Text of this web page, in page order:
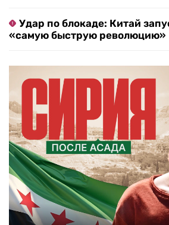
Удар по блокаде: Китай
«самую быструю революцию»